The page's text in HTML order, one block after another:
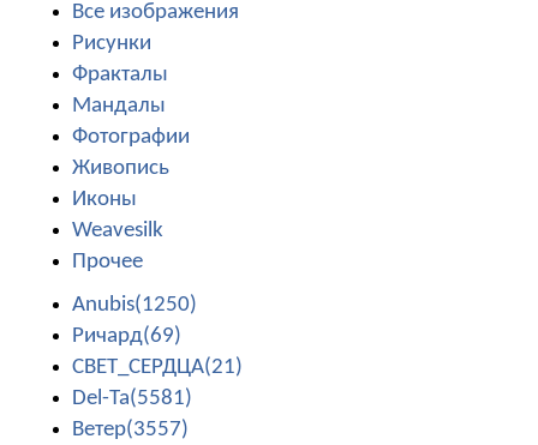
Все изображения
Рисунки
Фракталы
Мандалы
Фотографии
Живопись
Иконы
Weavesilk
Прочее
Anubis(1250)
Ричард(69)
СВЕТ_СЕРДЦА(21)
Del-Ta(5581)
Ветер(3557)